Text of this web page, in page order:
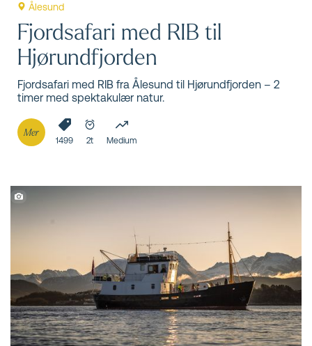
Ålesund
Fjordsafari med RIB til
Hjørundfjorden
Fjordsafari med RIB fra Ålesund til Hjørundfjorden – 2
timer med spektakulær natur.
Mer
1499 2t Medium